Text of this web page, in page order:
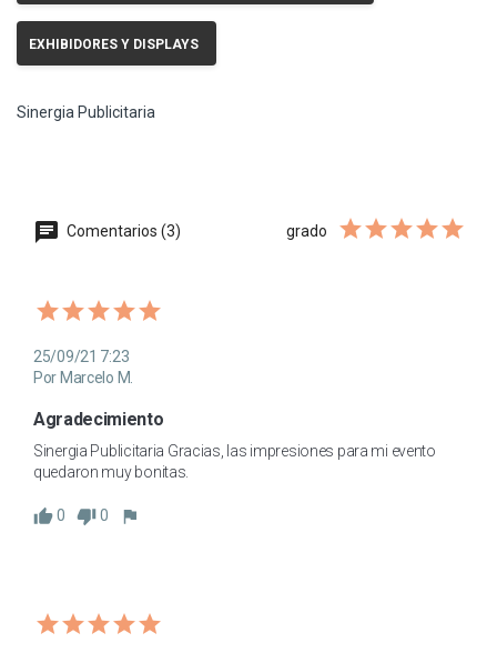
EXHIBIDORES Y DISPLAYS
Sinergia Publicitaria
Comentarios (3) grado
25/09/21 7:23
Por Marcelo M.
Agradecimiento
Sinergia Publicitaria Gracias, las impresiones para mi evento
quedaron muy bonitas.
0 0